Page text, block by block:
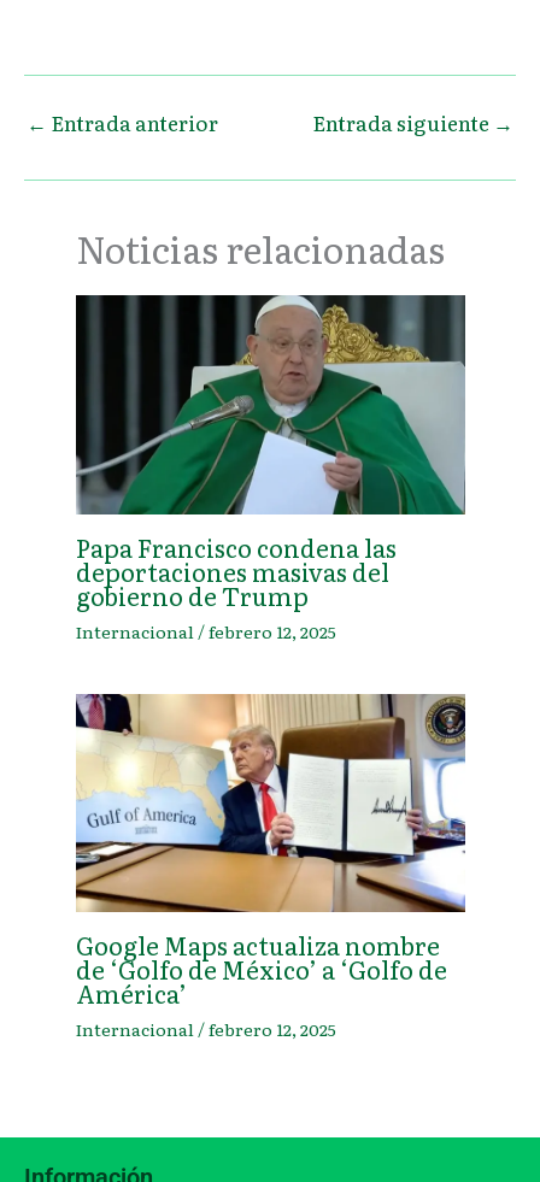
← Entrada anterior Entrada siguiente →
Noticias relacionadas
Papa Francisco condena las
deportaciones masivas del
gobierno de Trump
Internacional /febrero 12, 2025
Google Maps actualiza nombre
de ‘Golfo de México’ a ‘Golfo de
América’
Internacional/febrero 12, 2025